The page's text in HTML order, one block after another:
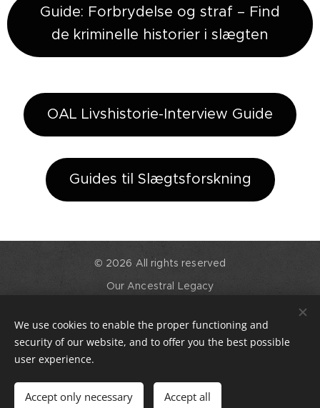
Guide: Forbrydelse og straf – Find
de kriminelle historier i slægten
OAL Livshistorie-Interview Guide
Guides til Slægtsforskning
© 2026 All rights reserved
Our Ancestral Legacy
Sprog
Valuta
DKK kr
EUR €
We use cookies to enable the proper functioning and
security of our website, and to offer you the best possible
user experience.
Accept only necessary Accept all